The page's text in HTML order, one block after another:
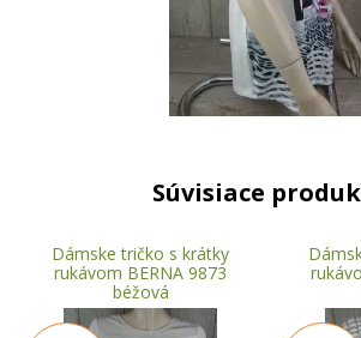
Súvisiace
Dámske tričko s krátky
rukávom BERNA 9873
béžová